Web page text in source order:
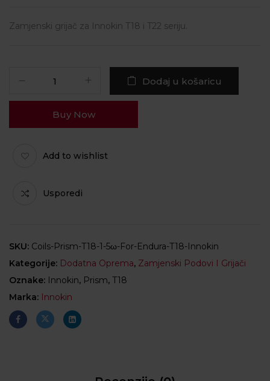
Zamjenski grijač za Innokin T18 i T22 seriju.
Dodaj u košaricu
Buy Now
Add to wishlist
Usporedi
SKU: Coils-Prism-T18-1-5ω-For-Endura-T18-Innokin
Kategorije: Dodatna Oprema, Zamjenski Podovi I Grijači
Oznake: Innokin, Prism, T18
Marka: Innokin